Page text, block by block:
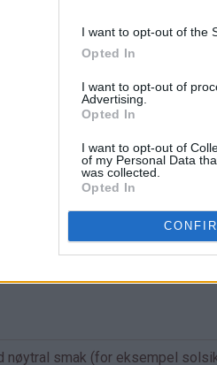
I want to opt-out of the
Opted In
I want to opt-out of
Advertising.
Opted In
I want to opt-out of
of my Personal Data
was collected.
Opted In
og rør til en jevn
kaken på full styrke i
nøytral smak (for eksempel